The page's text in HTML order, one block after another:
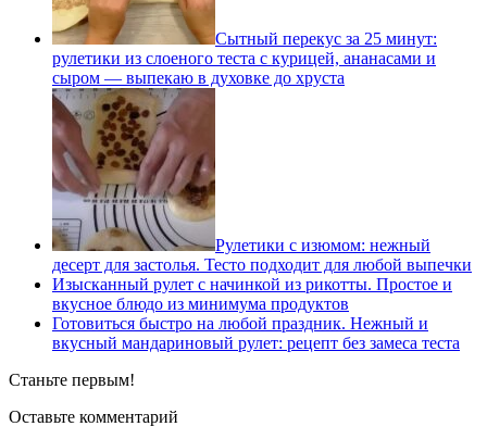
Сытный перекус за 25 минут:
рулетики из слоеного теста с курицей, ананасами и
сыром — выпекаю в духовке до хруста
Рулетики с изюмом: нежный
десерт для застолья. Тесто подходит для любой выпечки
Изысканный рулет с начинкой из рикотты. Простое и
вкусное блюдо из минимума продуктов
Готовиться быстро на любой праздник. Нежный и
вкусный мандариновый рулет: рецепт без замеса теста
Станьте первым!
Оставьте комментарий